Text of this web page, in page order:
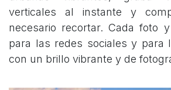
verticales al instante y
necesario recortar. Cada foto
para las redes sociales y para
con un brillo vibrante y de